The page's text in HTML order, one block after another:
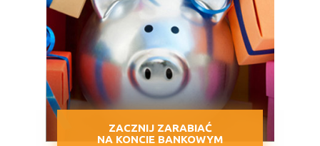
ZACZNIJ ZARABIAĆ
NA KONCIE BANKOWYM